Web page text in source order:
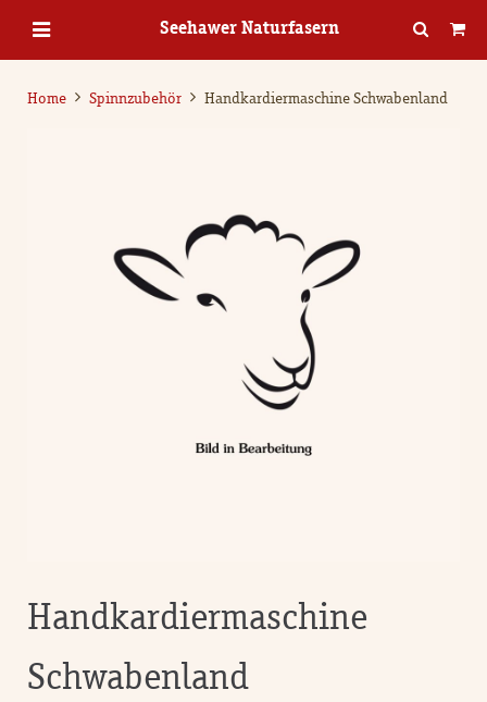
Seehawer Naturfasern
Home Spinnzubehör Handkardiermaschine Schwabenland
Handkardiermaschine
Schwabenland